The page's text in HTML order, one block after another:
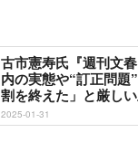
古市憲寿氏『週刊文
内の実態や“訂正問
割を終えた」と厳し
2025-01-31